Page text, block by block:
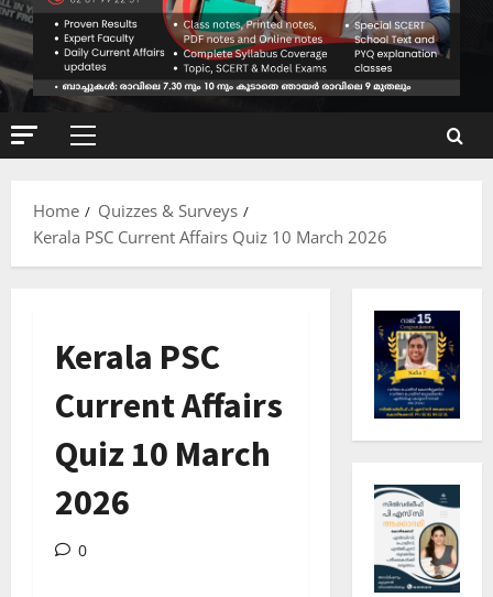
Primary
Home
Quizzes & Surveys
Kerala PSC Current Affairs Quiz 10 March 2026
Kerala PSC
Current Affairs
Quiz 10 March
2026
0